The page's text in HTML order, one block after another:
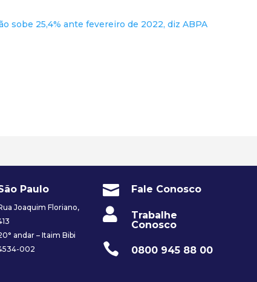
sobe 25,4% ante fevereiro de 2022, diz ABPA
Paulo
Joaquim Floriano,
andar – Itaim Bibi
002
 Fale Conosco

Trabalhe
Conosco
 0800 945 88 00